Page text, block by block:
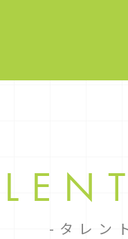
タレン